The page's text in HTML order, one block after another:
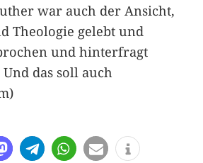
war auch der Ansicht,
Theologie gelebt und
und hinterfragt
das soll auch